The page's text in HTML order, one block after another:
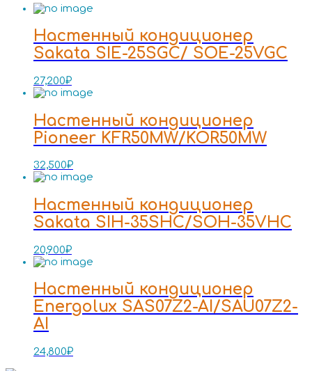
Настенный кондиционер
Sakata SIE-25SGC/ SOE-25VGC
27,200₽
Настенный кондиционер
Pioneer KFR50MW/KOR50MW
32,500₽
Настенный кондиционер
Sakata SIH-35SHC/SOH-35VHC
20,900₽
Настенный кондиционер
Energolux SAS07Z2-AI/SAU07Z2-
AI
24,800₽